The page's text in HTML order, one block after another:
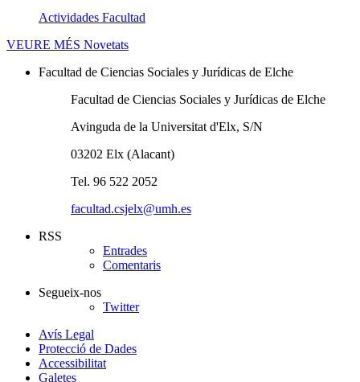
Actividades Facultad
VEURE MÉS Novetats
Facultad de Ciencias Sociales y Jurídicas de Elche
Facultad de Ciencias Sociales y Jurídicas de Elche
Avinguda de la Universitat d'Elx, S/N
03202 Elx (Alacant)
Tel. 96 522 2052
facultad.csjelx@umh.es
RSS
Entrades
Comentaris
Segueix-nos
Twitter
Avís Legal
Protecció de Dades
Accessibilitat
Galetes